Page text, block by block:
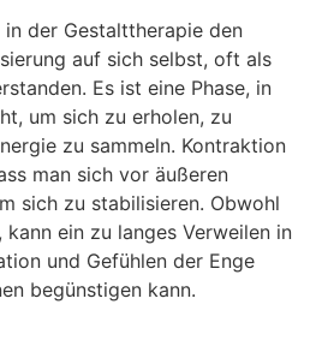
der Gestalttherapie den
auf sich selbst, oft als
Es ist eine Phase, in
um sich zu erholen, zu
zu sammeln. Kontraktion
man sich vor äußeren
sich zu stabilisieren. Obwohl
ein zu langes Verweilen in
und Gefühlen der Enge
begünstigen kann.